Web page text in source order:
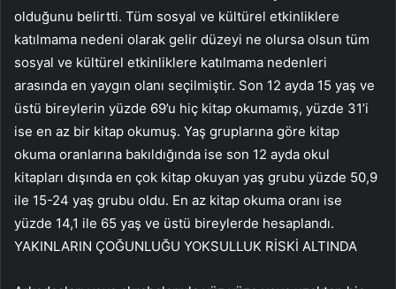
olduğunu belirtti. Tüm sosyal ve kültürel etkinliklere
katılmama nedeni olarak gelir düzeyi ne olursa olsun tüm
sosyal ve kültürel etkinliklere katılmama nedenleri
arasında en yaygın olanı seçilmiştir. Son 12 ayda 15 yaş ve
üstü bireylerin yüzde 69’u hiç kitap okumamış, yüzde 31’i
ise en az bir kitap okumuş. Yaş gruplarına göre kitap
okuma oranlarına bakıldığında ise son 12 ayda okul
kitapları dışında en çok kitap okuyan yaş grubu yüzde 50,9
ile 15-24 yaş grubu oldu. En az kitap okuma oranı ise
yüzde 14,1 ile 65 yaş ve üstü bireylerde hesaplandı.
YAKINLARIN ÇOĞUNLUĞU YOKSULLUK RİSKİ ALTINDA